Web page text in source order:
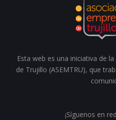
Esta web es una iniciativa de
de Trujillo (ASEMTRU), que
¡Síguenos en